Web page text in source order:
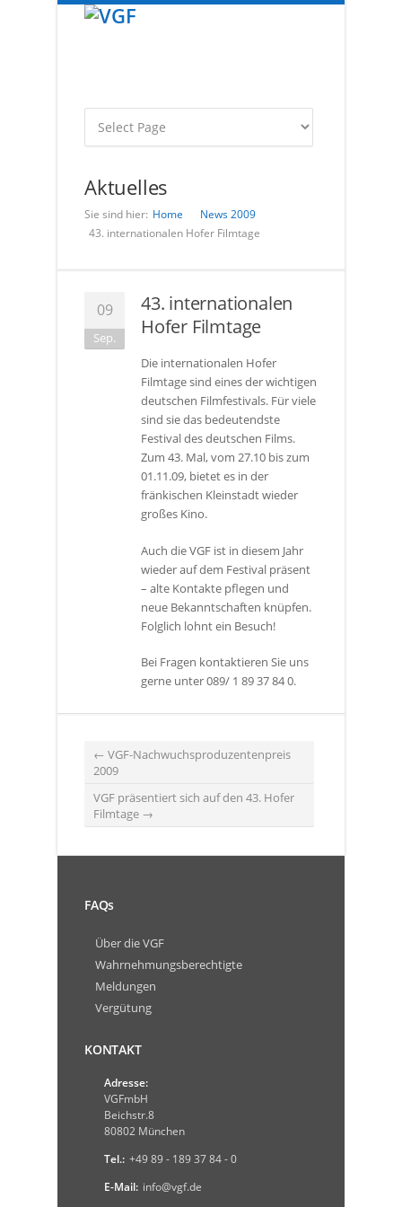
Aktuelles
Sie sind hier: Home News2009
43. internationalen Hofer Filmtage
09
Sep.
43. internationalen
Hofer Filmtage
Die internationalen Hofer
Filmtage sind eines der wichtigen
deutschen Filmfestivals. Für viele
sind sie das bedeutendste
Festival des deutschen Films.
Zum 43. Mal, vom 27.10 bis zum
01.11.09, bietet es in der
fränkischen Kleinstadt wieder
großes Kino.
Auch die VGF ist in diesem Jahr
wieder auf dem Festival präsent
– alte Kontakte pflegen und
neue Bekanntschaften knüpfen.
Folglich lohnt ein Besuch!
Bei Fragen kontaktieren Sie uns
gerne unter 089/ 1 89 37 84 0.
← VGF-Nachwuchsproduzentenpreis
2009
VGF präsentiert sich auf den 43. Hofer
Filmtage →
FAQs
Über die VGF
Wahrnehmungsberechtigte
Meldungen
Vergütung
KONTAKT
Adresse:
VGFmbH
Beichstr.8
80802 München
Tel.: +49 89 - 189 37 84 - 0
E-Mail: info@vgf.de